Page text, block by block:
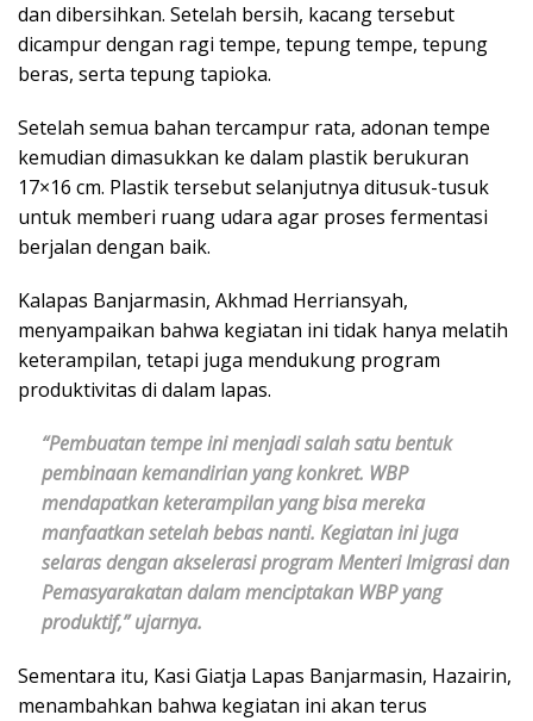
dan dibersihkan. Setelah bersih, kacang tersebut
dicampur dengan ragi tempe, tepung tempe, tepung
beras, serta tepung tapioka.
Setelah semua bahan tercampur rata, adonan tempe
kemudian dimasukkan ke dalam plastik berukuran
17×16 cm. Plastik tersebut selanjutnya ditusuk-tusuk
untuk memberi ruang udara agar proses fermentasi
berjalan dengan baik.
Kalapas Banjarmasin, Akhmad Herriansyah,
menyampaikan bahwa kegiatan ini tidak hanya melatih
keterampilan, tetapi juga mendukung program
produktivitas di dalam lapas.
“Pembuatan tempe ini menjadi salah satu bentuk
pembinaan kemandirian yang konkret. WBP
mendapatkan keterampilan yang bisa mereka
manfaatkan setelah bebas nanti. Kegiatan ini juga
selaras dengan akselerasi program Menteri Imigrasi dan
Pemasyarakatan dalam menciptakan WBP yang
produktif,” ujarnya.
Sementara itu, Kasi Giatja Lapas Banjarmasin, Hazairin,
menambahkan bahwa kegiatan ini akan terus